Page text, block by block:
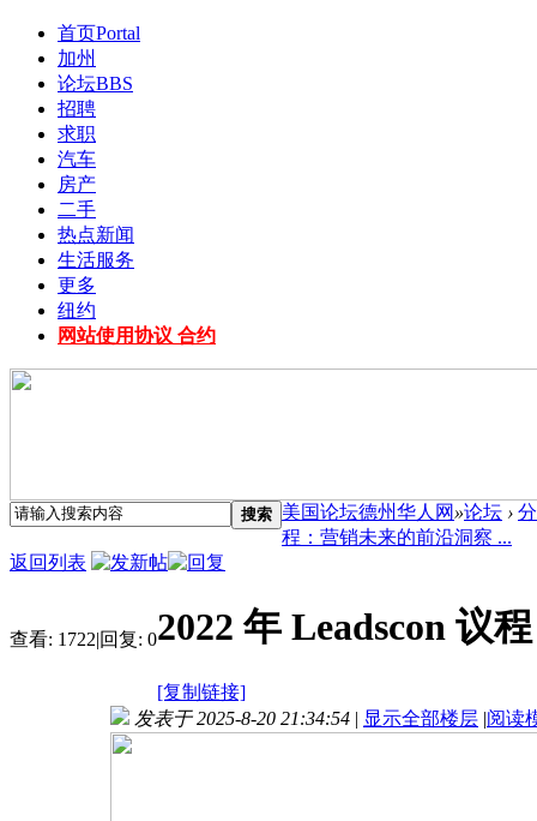
首页Portal
加州
论坛BBS
招聘
求职
汽车
房产
二手
热点新闻
生活服务
更多
纽约
网站使用协议 合约
搜索 美国论坛德州华人网 »论坛 ›
程：营销未来的前沿洞察 ...
返回列表
查看: 1722|回复: 02022 年 Leadscon 议
[复制链接]
发表于 2025-8-20 21:34:54 | 显示全部楼层 |阅读